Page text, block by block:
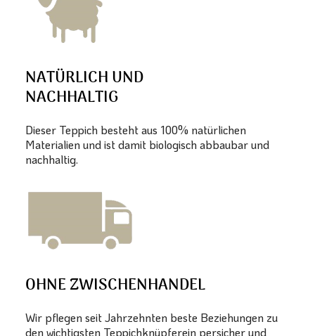
NATÜRLICH UND
NACHHALTIG
Dieser Teppich besteht aus 100% natürlichen
Materialien und ist damit biologisch abbaubar und
nachhaltig.
OHNE ZWISCHENHANDEL
Wir pflegen seit Jahrzehnten beste Beziehungen zu
den wichtigsten Teppichknüpferein persicher und